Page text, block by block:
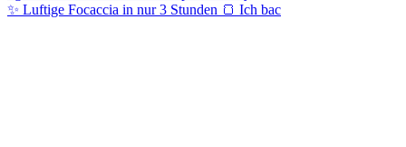
✨ Luftige Focaccia in nur 3 Stunden 🍞 Ich bac